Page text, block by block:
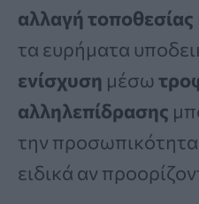
αλλαγή τοποθεσίας
τα ευρήματα
ενίσχυση μέσω
αλληλεπίδρασης
την προσωπικότητα
ειδικά αν